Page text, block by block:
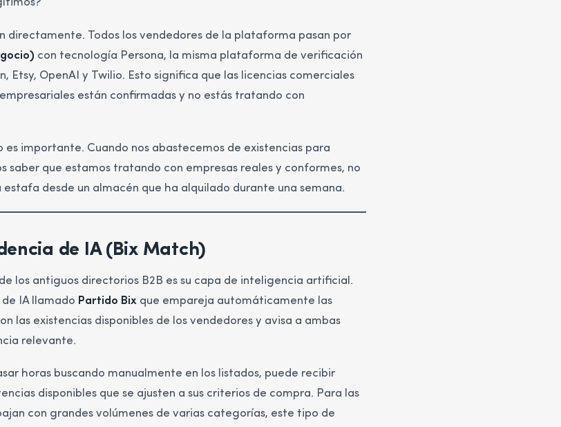
directamente. Todos los vendedores de la plataforma pasan por
con tecnología Persona, la misma plataforma de verificación
Etsy, OpenAI y Twilio. Esto significa que las licencias comerciales
están confirmadas y no estás tratando con
es importante. Cuando nos abastecemos de existencias para
saber que estamos tratando con empresas reales y conformes, no
desde un almacén que ha alquilado durante una semana.
de IA (Bix Match)
los antiguos directorios B2B es su capa de inteligencia artificial.
IA llamado Partido Bix que empareja automáticamente las
las existencias disponibles de los vendedores y avisa a ambas
relevante.
horas buscando manualmente en los listados, puede recibir
disponibles que se ajusten a sus criterios de compra. Para las
con grandes volúmenes de varias categorías, este tipo de